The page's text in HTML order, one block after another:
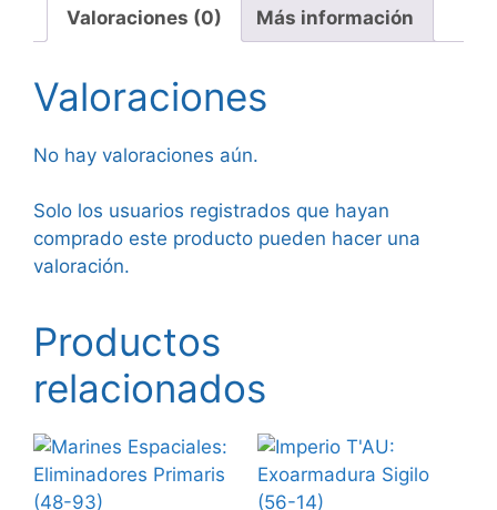
Valoraciones (0) Más información
Valoraciones
No hay valoraciones aún.
Solo los usuarios registrados que hayan
comprado este producto pueden hacer una
valoración.
Productos
relacionados